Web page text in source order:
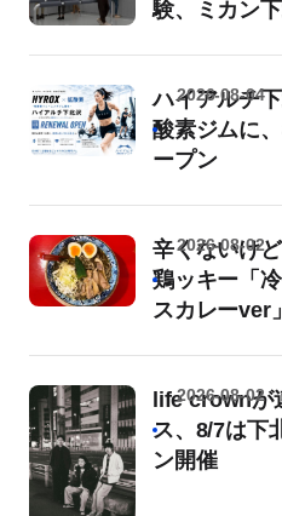
験、ミカン
ハイアルチ
酸素ジムに
ープン
2026-08-04
辛くないけ
鶏ッキー「
スカレーver」
2026-08-02
life crownが
ス、8/7は下
ン開催
2026-08-02